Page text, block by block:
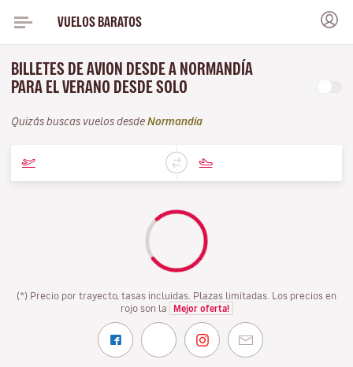
VUELOS BARATOS
BILLETES DE AVION DESDE A NORMANDÍA
PARA EL VERANO DESDE SOLO
Quizás buscas vuelos desde Normandía
(*) Precio por trayecto, tasas incluidas. Plazas limitadas. Los precios en
rojo son la
Mejor oferta!